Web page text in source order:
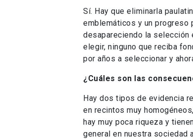
Sí. Hay que eliminarla
emblemáticos y un progreso
desapareciendo la selección
elegir, ninguno que reciba
por años a seleccionar y
¿Cuáles son las
Hay dos tipos de evidencia
en recintos muy
hay muy poca riqueza y
general en nuestra sociedad